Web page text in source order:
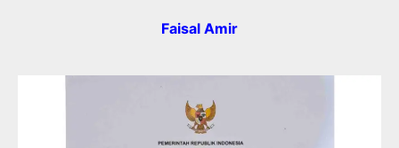
Faisal Amir